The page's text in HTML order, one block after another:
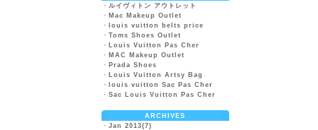
・ ルイヴィトン アウトレット
・ Mac Makeup Outlet
・
louis vuitton belts price
・ Toms Shoes Outlet
・ Louis Vuitton Pas Cher
・ MAC Makeup Outlet
・ Prada Shoes
・ Louis Vuitton Artsy Bag
・
louis vuitton Sac Pas Cher
・ Sac Louis Vuitton Pas Cher
ARCHIVES
・ Jan 2013(7)